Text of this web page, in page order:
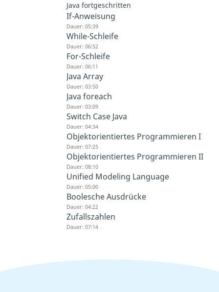
Java fortgeschritten
If-Anweisung
Dauer: 05:39
While-Schleife
Dauer: 06:52
For-Schleife
Dauer: 06:11
Java Array
Dauer: 03:50
Java foreach
Dauer: 03:09
Switch Case Java
Dauer: 04:34
Objektorientiertes Programmieren I
Dauer: 07:25
Objektorientiertes Programmieren II
Dauer: 08:10
Unified Modeling Language
Dauer: 05:00
Boolesche Ausdrücke
Dauer: 04:22
Zufallszahlen
Dauer: 07:14